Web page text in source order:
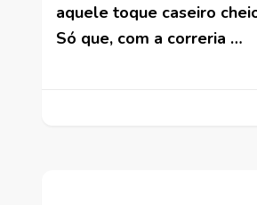
aquele toque caseiro
Só que, com a correria …